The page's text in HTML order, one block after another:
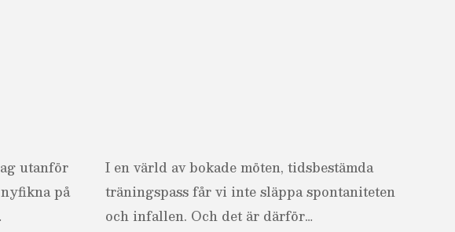
utanför
på
I en värld av bokade möten, tidsbestämda
träningspass får vi inte släppa spontaniteten
och infallen. Och det är därför…